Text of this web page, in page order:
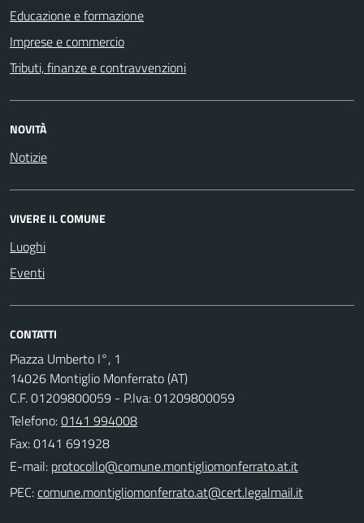
Educazione e formazione
Imprese e commercio
Tributi, finanze e contravvenzioni
NOVITÀ
Notizie
VIVERE IL COMUNE
Luoghi
Eventi
CONTATTI
Piazza Umberto I°, 1
14026 Montiglio Monferrato (AT)
C.F. 01209800059 - P.Iva: 01209800059
Telefono:0141 994008
Fax: 0141 691928
E-mail:
PEC: